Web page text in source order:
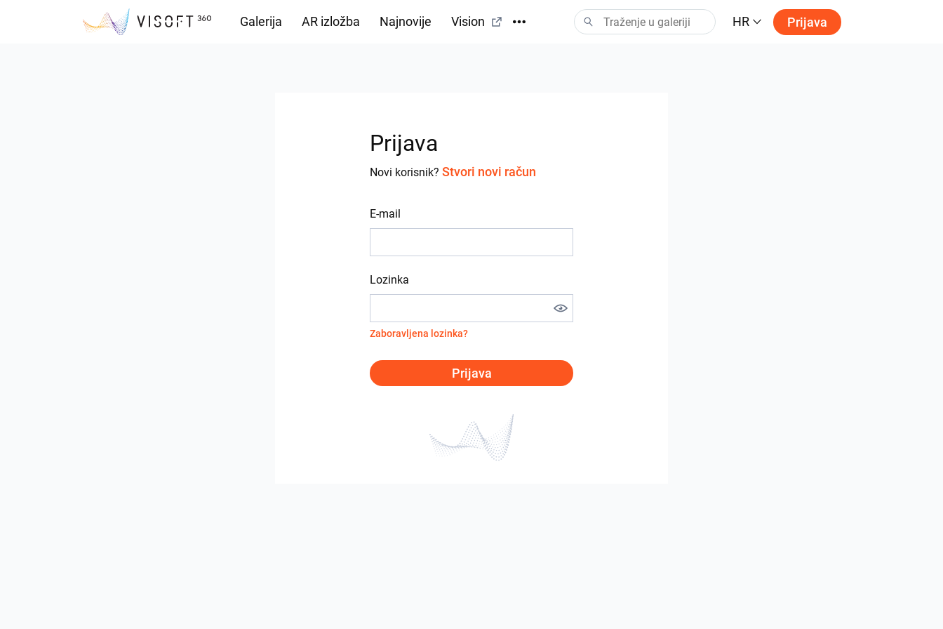
Galerija AR izložba Najnovije Vision HR Prijava
Prijava
Novi korisnik? Stvori novi račun
E-mail
Lozinka
Zaboravljena lozinka?
Prijava